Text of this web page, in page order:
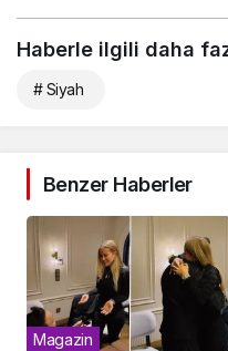
Haberle ilgili daha
# Siyah
Benzer Haberler
Magazin